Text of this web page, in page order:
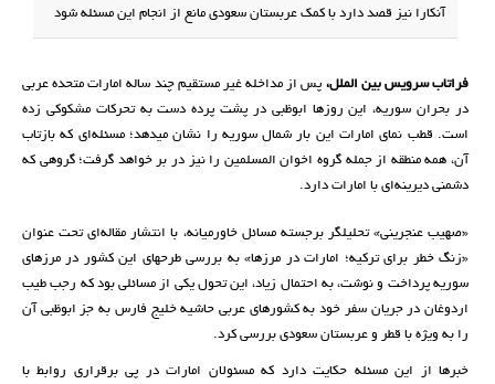
آنکارا نیز قصد دارد با کمک عربستان سعودی مانع از انجام این مسئله شود
فراتاب سرویس بین الملل، پس از مداخله غیر مستقیم چند ساله امارات متحده عربی
در بحران سوریه، این روزها ابوظبی در پشت پرده دست به تحرکات مشکوکی زده
است. قطب نمای امارات این بار شمال سوریه را نشان میدهد؛ مسئله‌ای که بازتاب
آن، همه منطقه از جمله گروه اخوان المسلمین را نیز در بر خواهد گرفت؛ گروهی که
دشمنی دیرینه‌ای با امارات دارد.
«صهیب عنجرینی» تحلیلگر برجسته مسائل خاورمیانه، با انتشار مقاله‌ای تحت عنوان
«زنگ خطر برای ترکیه؛ امارات در مرزها» به بررسی طرحهای این کشور در مرزهای
سوریه پرداخت و نوشت، به احتمال زیاد، این تحول یکی از مسائلی بود که رجب طیب
اردوغان در جریان سفر خود به کشورهای عربی حاشیه خلیج فارس به جز ابوظبی آن
را به ویژه با قطر و عربستان سعودی بررسی کرد.
خبرها از این مسئله حکایت دارد که مسئولان امارات در پی برقراری روابط با